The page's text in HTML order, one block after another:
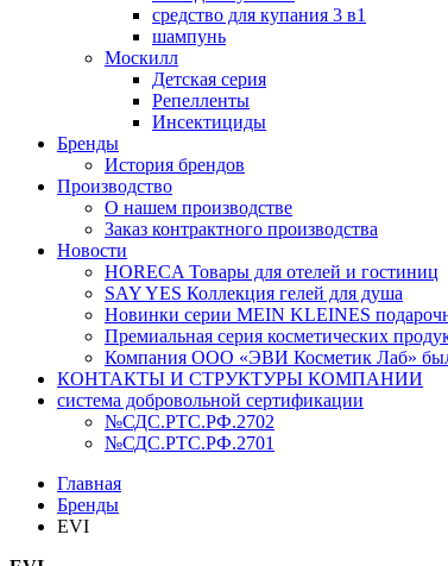
средство для купания 3 в1
шампунь
Москилл
Детская серия
Репелленты
Инсектициды
Бренды
История брендов
Производство
О нашем производстве
Заказ контрактного производства
Новости
HORECA Товары для отелей и гостиниц
SAY YES Коллекция гелей для душа
Новинки серии MEIN KLEINES
Премиальная серия косметических
Компания ООО «ЭВИ Косметик Лаб» была
КОНТАКТЫ И СТРУКТУРЫ КОМПАНИИ
система добровольной сертификации
№СДС.РТС.РФ.2702
№СДС.РТС.РФ.2701
Главная
Бренды
EVI